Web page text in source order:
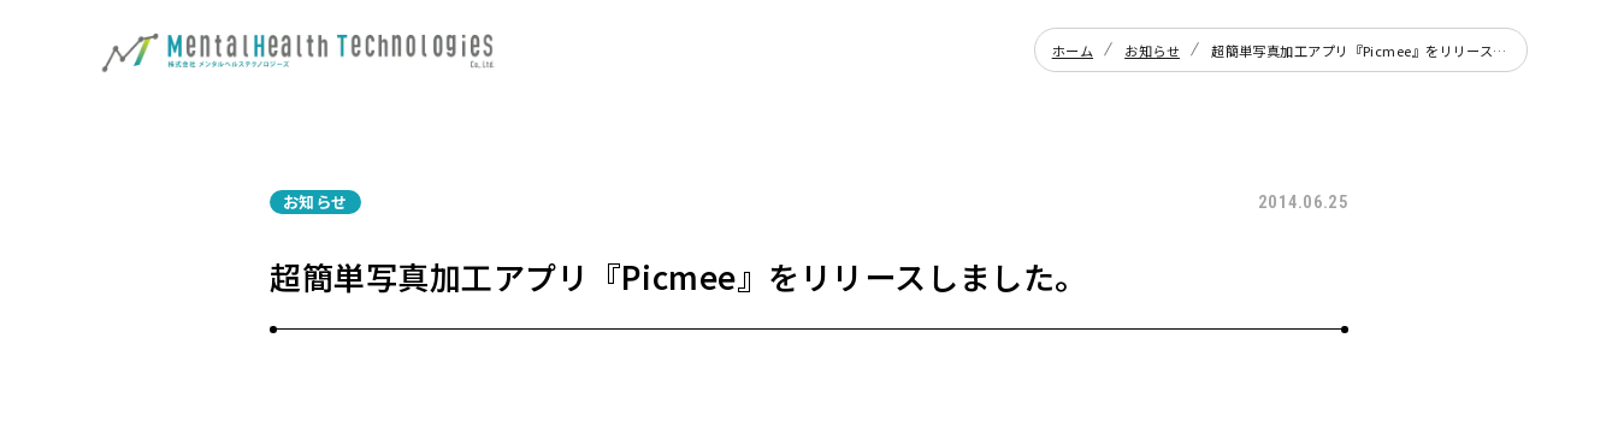
ホーム お知らせ 超簡単写真加工アプリ『Picmee』をリリースしました。
お知らせ 2014.06.25
超簡単写真加工アプリ『Picmee』をリリースしました。